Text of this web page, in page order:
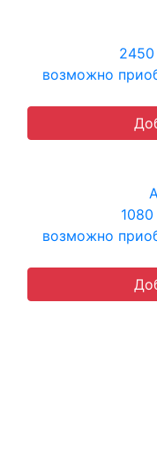
возможно
возможно